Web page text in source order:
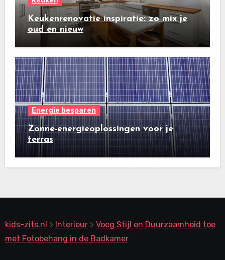
Keukenrenovatie inspiratie: zo mix je
oud en nieuw
Energie besparen
Zonne-energieoplossingen voor je
terras
kids-zits.nl > Interieur> Voeg Stijl en Duurzaamheid toe
met Fotobehang in de Badkamer